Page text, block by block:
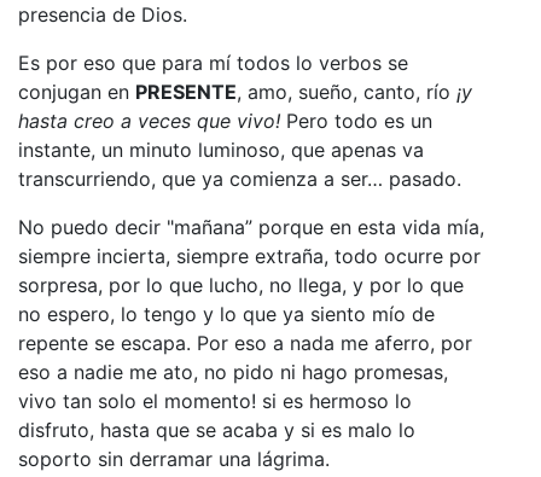
presencia de Dios.
Es por eso que para mí todos lo verbos se
conjugan en PRESENTE, amo, sueño, canto, río ¡y
hasta creo a veces que vivo! Pero todo es un
instante, un minuto luminoso, que apenas va
transcurriendo, que ya comienza a ser… pasado.
No puedo decir "mañana” porque en esta vida mía,
siempre incierta, siempre extraña, todo ocurre por
sorpresa, por lo que lucho, no llega, y por lo que
no espero, lo tengo y lo que ya siento mío de
repente se escapa. Por eso a nada me aferro, por
eso a nadie me ato, no pido ni hago promesas,
vivo tan solo el momento! si es hermoso lo
disfruto, hasta que se acaba y si es malo lo
soporto sin derramar una lágrima.